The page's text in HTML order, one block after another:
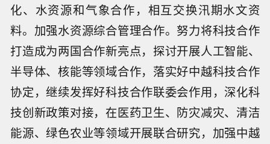
化、水资源和气象合作，相互交换汛期水文资
料。加强水资源综合管理合作。努力将科技合作
打造成为两国合作新亮点，探讨开展人工智能、
半导体、核能等领域合作，落实好中越科技合作
协定，继续发挥好科技合作联委会作用，深化科
技创新政策对接，在医药卫生、防灾减灾、清洁
能源、绿色农业等领域开展联合研究，加强中越